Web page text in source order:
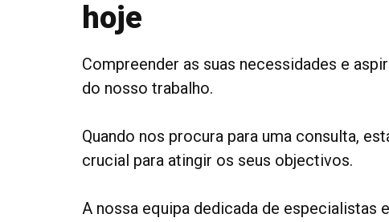
hoje
Compreender as suas necessidades e
do nosso trabalho.
Quando nos procura para uma consulta,
crucial para atingir os seus objectivos.
A nossa equipa dedicada de especialistas